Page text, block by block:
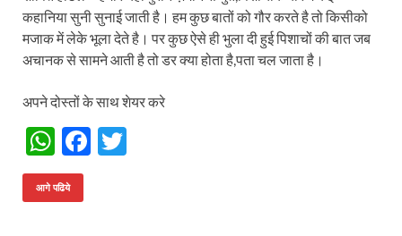
कहानिया सुनी सुनाई जाती है। हम कुछ बातों को गौर करते है तो किसीको
मजाक में लेके भूला देते है। पर कुछ ऐसे ही भुला दी हुई पिशाचों की बात जब
अचानक से सामने आती है तो डर क्या होता है,पता चल जाता है।
अपने दोस्तों के साथ शेयर करे
W
h
at
F
आगे पढिये